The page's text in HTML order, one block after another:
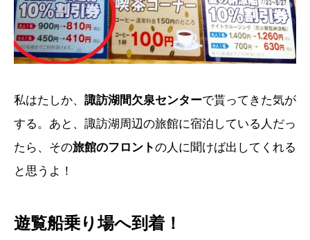
私はたしか、 諏訪湖間欠泉センターで貰ってきた気が
する。あと、諏訪湖周辺の旅館に宿泊している人だっ
たら、その旅館のフロントの人に聞けば出してくれる
と思うよ！
遊覧船乗り場へ到着！